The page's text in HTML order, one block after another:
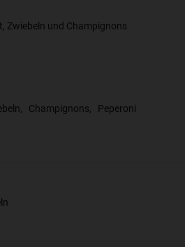
Zwiebeln und Champignons
Champignons, Peperoni